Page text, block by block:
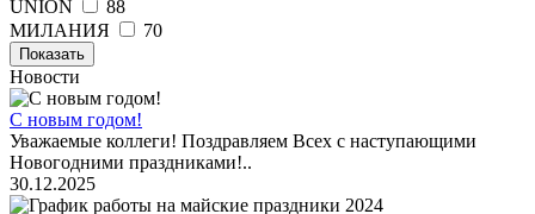
UNION
88
МИЛАНИЯ
70
Показать
Новости
С новым годом!
Уважаемые коллеги! Поздравляем Всех с наступающими
Новогодними праздниками!..
30.12.2025